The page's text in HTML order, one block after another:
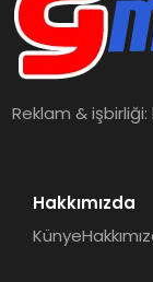
Reklam & işbirliği:
Hakkımızda
Künye